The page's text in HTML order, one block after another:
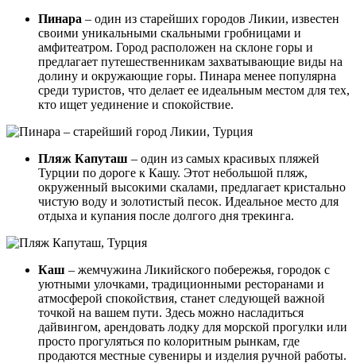
Пинара – один из старейших городов Ликии, известен
своими уникальными скальными гробницами и
амфитеатром. Город расположен на склоне горы и
предлагает путешественникам захватывающие виды на
долину и окружающие горы. Пинара менее популярна
среди туристов, что делает ее идеальным местом для тех,
кто ищет уединение и спокойствие.
Пляж Капуташ – один из самых красивых пляжей
Турции по дороге к Кашу. Этот небольшой пляж,
окруженный высокими скалами, предлагает кристально
чистую воду и золотистый песок. Идеальное место для
отдыха и купания после долгого дня трекинга.
Каш – жемчужина Ликийского побережья, городок с
уютными улочками, традиционными ресторанами и
атмосферой спокойствия, станет следующей важной
точкой на вашем пути. Здесь можно насладиться
дайвингом, арендовать лодку для морской прогулки или
просто прогуляться по колоритным рынкам, где
продаются местные сувениры и изделия ручной работы.